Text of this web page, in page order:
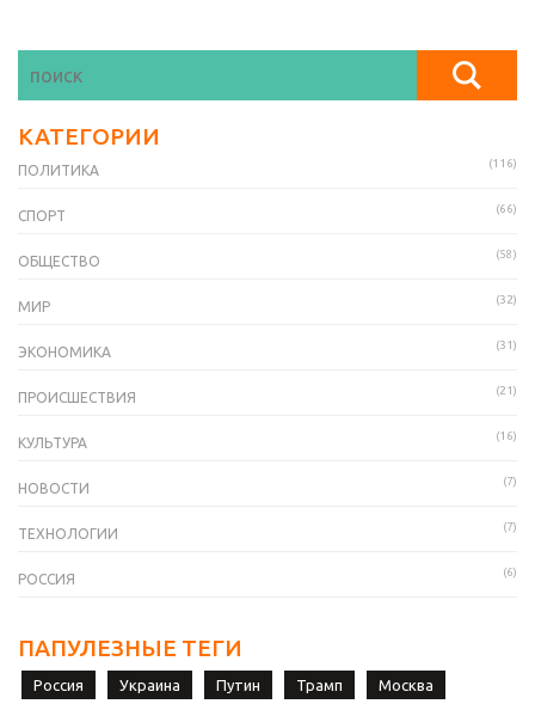
КАТЕГОРИИ
ПОЛИТИКА (116)
СПОРТ (66)
ОБЩЕСТВО (58)
МИР (32)
ЭКОНОМИКА (31)
ПРОИСШЕСТВИЯ (21)
КУЛЬТУРА (16)
НОВОСТИ (7)
ТЕХНОЛОГИИ (7)
РОССИЯ (6)
ПАПУЛЕЗНЫЕ ТЕГИ
Россия Украина Путин Трамп Москва